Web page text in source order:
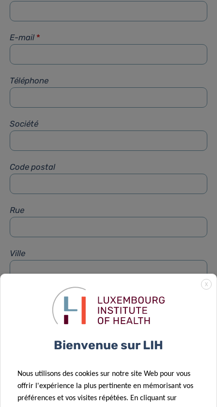
E-mail *
Téléphone
Société
Code postal
Rue
Ville
X
Bienvenue sur LIH
Nous utilisons des cookies sur notre site Web pour vous
offrir l'expérience la plus pertinente en mémorisant vos
préférences et vos visites répétées. En cliquant sur